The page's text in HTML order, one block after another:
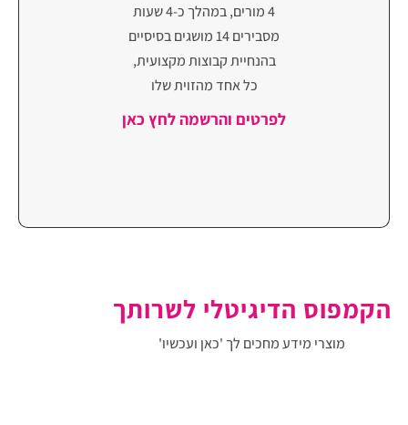
4 מורים, במהלך כ-4 שעות
מסבירים 14 מושגים בסיסיים
בהנחיית קבוצות מקצועית,
כל אחד מהזוית שלו
לפרטים והרשמה לחץ כאן
הקמפוס הדיגיטלי לשרותך
מוצרי מידע מחכים לך'כאן ועכשיו'